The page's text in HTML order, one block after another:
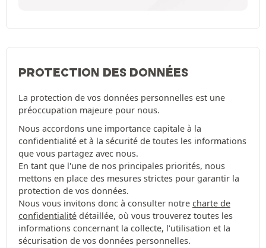
PROTECTION DES DONNÉES
La protection de vos données personnelles est une
préoccupation majeure pour nous.
Nous accordons une importance capitale à la
confidentialité et à la sécurité de toutes les informations
que vous partagez avec nous.
En tant que l'une de nos principales priorités, nous
mettons en place des mesures strictes pour garantir la
protection de vos données.
Nous vous invitons donc à consulter notre charte de
confidentialité détaillée, où vous trouverez toutes les
informations concernant la collecte, l'utilisation et la
sécurisation de vos données personnelles.